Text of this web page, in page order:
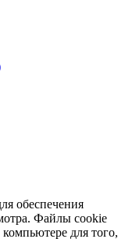
обеспечения
Файлы cookie
для того,